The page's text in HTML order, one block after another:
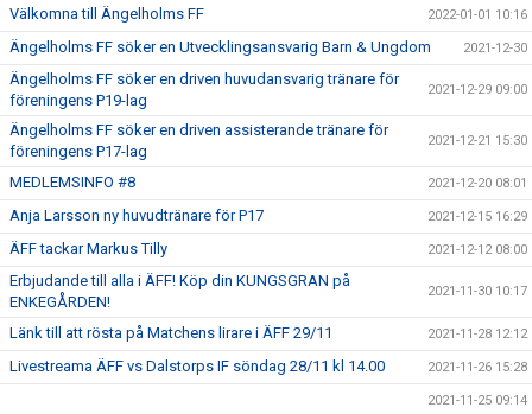
Välkomna till Ängelholms FF 2022-01-01 10:16
Ängelholms FF söker en Utvecklingsansvarig Barn & Ungdom 2021-12-30
Ängelholms FF söker en driven huvudansvarig tränare för
föreningens P19-lag
2021-12-29 09:00
Ängelholms FF söker en driven assisterande tränare för
föreningens P17-lag
2021-12-21 15:30
MEDLEMSINFO #8 2021-12-20 08:01
Anja Larsson ny huvudtränare för P17 2021-12-15 16:29
ÄFF tackar Markus Tilly 2021-12-12 08:00
Erbjudande till alla i ÄFF! Köp din KUNGSGRAN på
ENKEGÅRDEN!
2021-11-30 10:17
Länk till att rösta på Matchens lirare i ÄFF 29/11 2021-11-28 12:12
Livestreama ÄFF vs Dalstorps IF söndag 28/11 kl 14.00 2021-11-26 15:28
2021-11-25 09:14